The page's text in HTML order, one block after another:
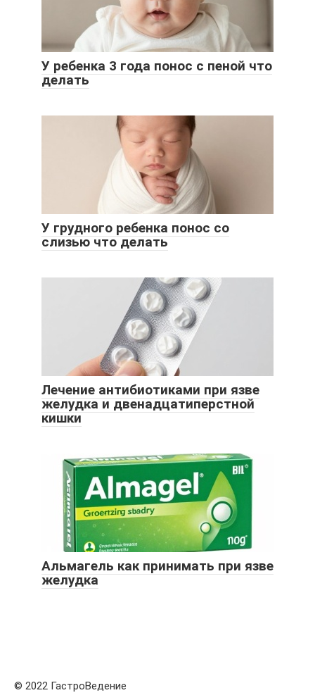
У ребенка 3 года понос с пеной что
делать
У грудного ребенка понос со
слизью что делать
Лечение антибиотиками при язве
желудка и двенадцатиперстной
кишки
Альмагель как принимать при язве
желудка
© 2022 ГастроВедение